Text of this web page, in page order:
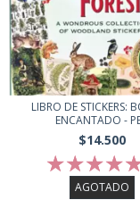
LIBRO DE STICKERS:
ENCANTADO -
$14.500
AGOTADO